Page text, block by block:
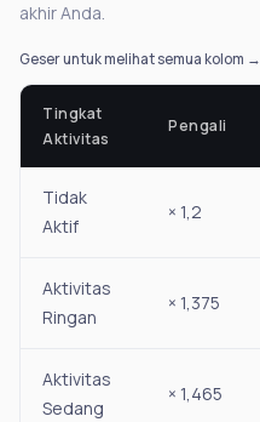
akhir Anda.
Geser untuk melihat semua kolom →
Tingkat
Aktivitas
Pengali
Tidak
Aktif
× 1,2
Aktivitas
Ringan
× 1,375
Aktivitas
Sedang
× 1,465